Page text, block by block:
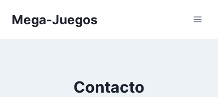
Mega-Juegos
Contacto